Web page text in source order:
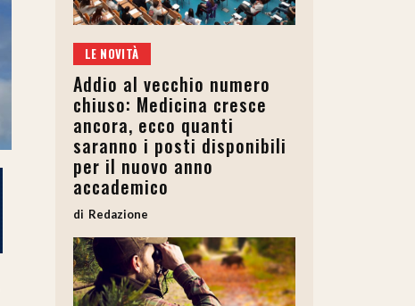
LE NOVITÀ
Addio al vecchio numero
chiuso: Medicina cresce
ancora, ecco quanti
saranno i posti disponibili
per il nuovo anno
accademico
Redazione